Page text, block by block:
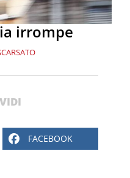
irrompe
FACEBOOK